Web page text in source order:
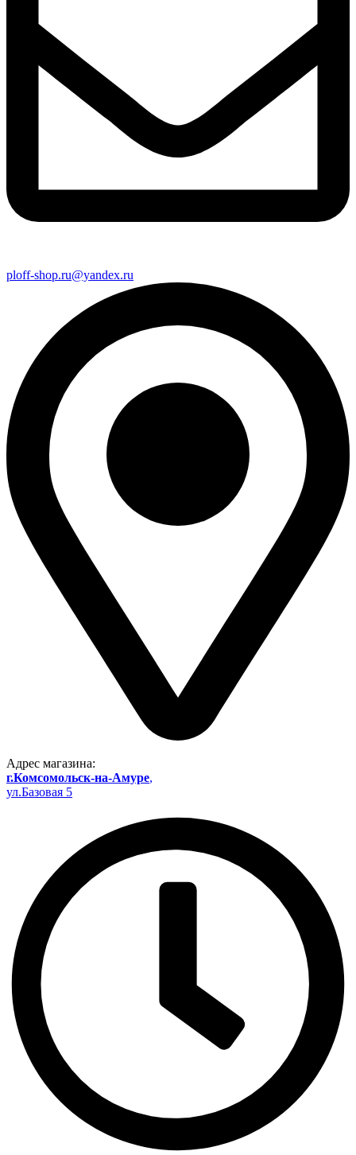
ploff-shop.ru@yandex.ru
Адрес магазина:
г.Комсомольск-на-Амуре,
ул.Базовая 5